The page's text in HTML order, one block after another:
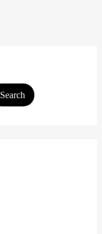
Search